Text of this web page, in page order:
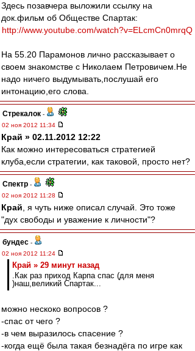
Здесь позавчера выложили ссылку на
док.фильм об Обществе Спартак:
http://www.youtube.com/watch?v=ELcmCn0mrqQ
На 55.20 Парамонов лично рассказывает о
своем знакомстве с Николаем Петровичем.Не
надо ничего выдумывать,послушай его
интонацию,его слова.
Стрекалок -
02 ноя 2012 11:34
Край » 02.11.2012 12:22
Как можно интересоваться стратегией
клуба,если стратегии, как таковой, просто нет?
Спектр -
02 ноя 2012 11:28
Край , я чуть ниже описал случай. Это тоже
"дух свободы и уважение к личности"?
бундес -
02 ноя 2012 11:24
Край » 29 минут назад
.Как раз приход Карпа спас (для меня
)наш,великий Спартак...
можно нескоко вопросов ?
-спас от чего ?
-в чем выразилось спасение ?
-когда ещё была такая безнадёга по игре как